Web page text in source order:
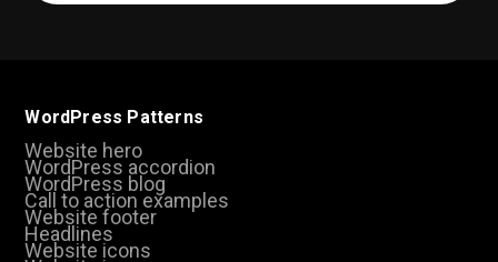
WordPress Patterns
Website hero
WordPress accordion
WordPress blog
Call to action examples
Website footer
Headlines
Website icons